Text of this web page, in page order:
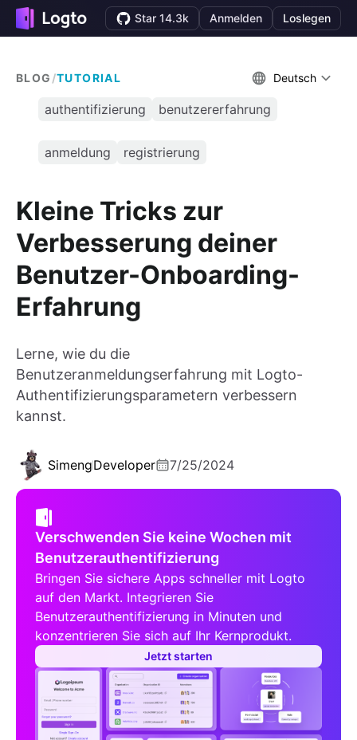
Star 14.3k Anmelden Loslegen
BLOG /TUTORIAL Deutsch
authentifizierung benutzererfahrung
anmeldung registrierung
Kleine Tricks zur
Verbesserung deiner
Benutzer-Onboarding-
Erfahrung
Lerne, wie du die
Benutzeranmeldungserfahrung mit Logto-
Authentifizierungsparametern verbessern
kannst.
SimengDeveloper 7/25/2024
Verschwenden Sie keine Wochen mit
Benutzerauthentifizierung
Bringen Sie sichere Apps schneller mit Logto
auf den Markt. Integrieren Sie
Benutzerauthentifizierung in Minuten und
konzentrieren Sie sich auf Ihr Kernprodukt.
Jetzt starten